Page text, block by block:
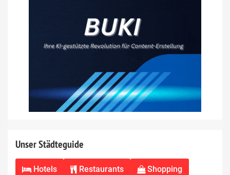
Unser Städteguide
Hotels Restaurants Shopping